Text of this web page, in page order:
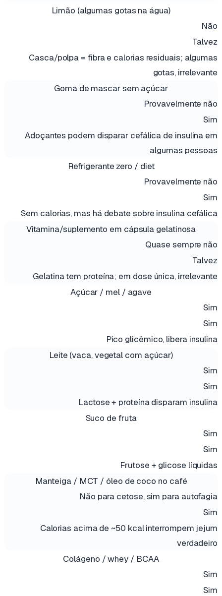
Limão (algumas gotas na água)
Não
Talvez
Casca/polpa = fibra e calorias residuais; algumas
gotas, irrelevante
Goma de mascar sem açúcar
Provavelmente não
Sim
Adoçantes podem disparar cefálica de insulina em
algumas pessoas
Refrigerante zero / diet
Provavelmente não
Sim
Sem calorias, mas há debate sobre insulina cefálica
Vitamina/suplemento em cápsula gelatinosa
Quase sempre não
Talvez
Gelatina tem proteína; em dose única, irrelevante
Açúcar / mel / agave
Sim
Sim
Pico glicêmico, libera insulina
Leite (vaca, vegetal com açúcar)
Sim
Sim
Lactose + proteína disparam insulina
Suco de fruta
Sim
Sim
Frutose + glicose líquidas
Manteiga / MCT / óleo de coco no café
Não para cetose, sim para autofagia
Sim
Calorias acima de ~50 kcal interrompem jejum
verdadeiro
Colágeno / whey / BCAA
Sim
Sim